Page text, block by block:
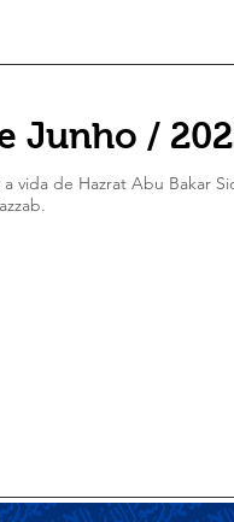
Junho /
vida de Hazrat Abu Bakar